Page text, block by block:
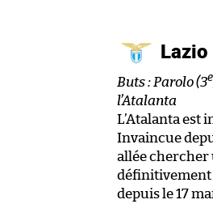
Buts : Parolo (3e
l’Atalanta
L’Atalanta est
Invaincue
allée chercher
définitivement
depuis le 17